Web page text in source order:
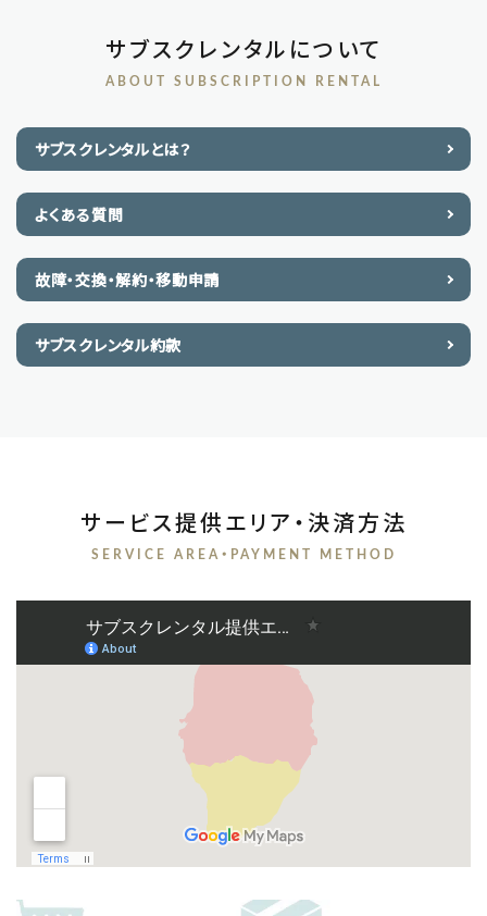
サブスクレンタルについて
ABOUT SUBSCRIPTION RENTAL
サブスクレンタルとは？
よくある質問
故障・交換・解約・移動申請
サブスクレンタル約款
サービス提供エリア・決済方法
SERVICE AREA・PAYMENT METHOD